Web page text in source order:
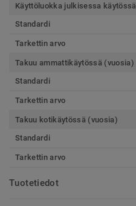
Käyttöluokka julkisessa käytössä
Standardi
Tarkettin arvo
Takuu ammattikäytössä (vuosia)
Standardi
Tarkettin arvo
Takuu kotikäytössä (vuosia)
Standardi
Tarkettin arvo
Tuotetiedot